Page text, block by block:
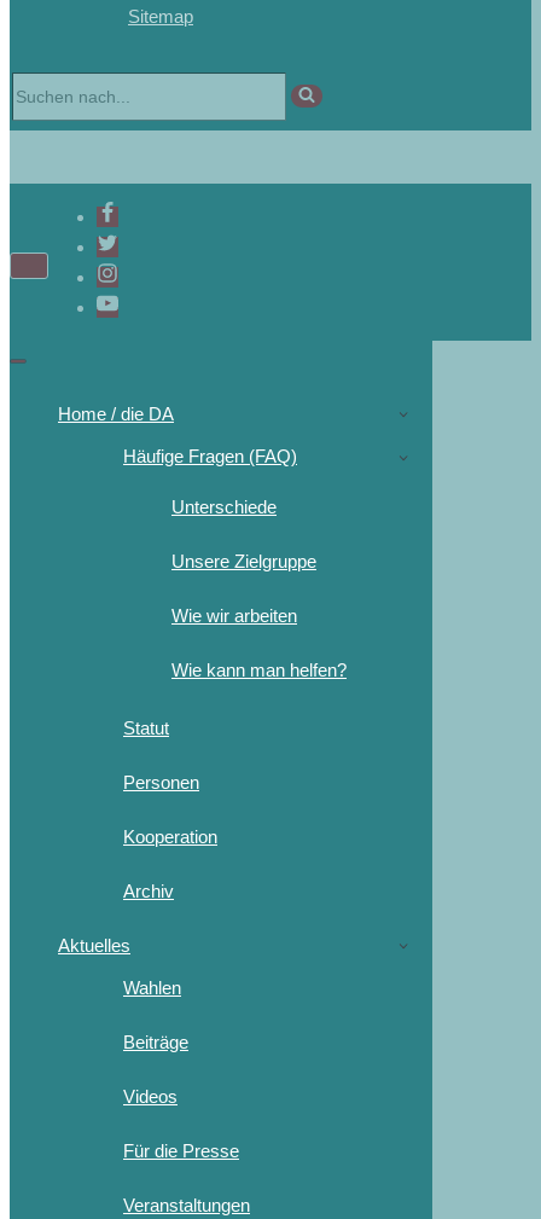
Sitemap
Home / die DA
Häufige Fragen (FAQ)
Unterschiede
Unsere Zielgruppe
Wie wir arbeiten
Wie kann man helfen?
Statut
Personen
Kooperation
Archiv
Aktuelles
Wahlen
Beiträge
Videos
Für die Presse
Veranstaltungen